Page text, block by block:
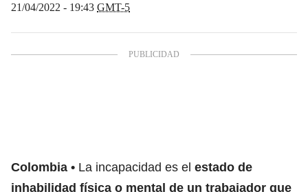
21/04/2022 - 19:43 GMT-5
Colombia La incapacidad es el estado de
inhabilidad física o mental de un trabajador que